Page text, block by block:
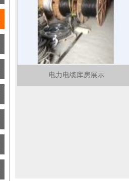
电力电缆库房展示